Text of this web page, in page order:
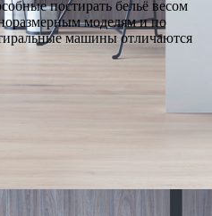
постирать бельё весом
моделям и по
машины отличаются